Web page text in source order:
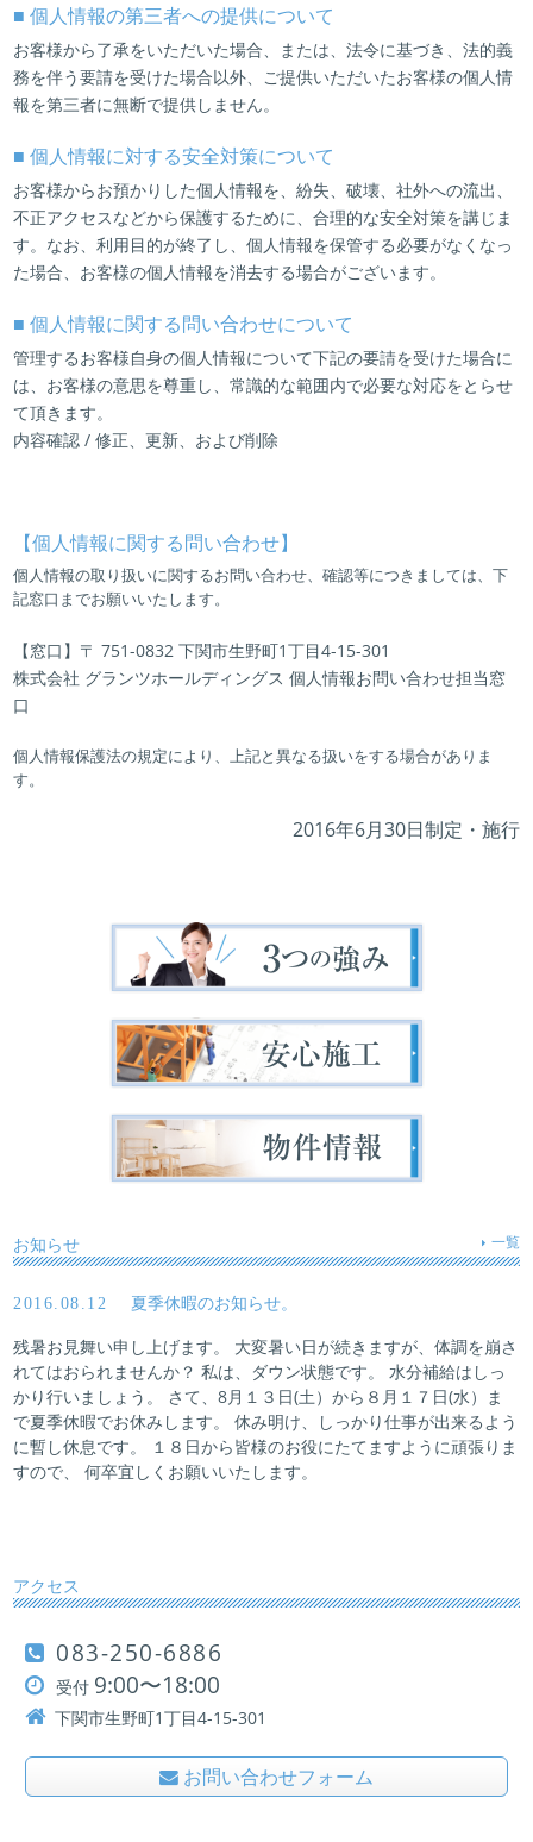
■ 個人情報の第三者への提供について
お客様から了承をいただいた場合、または、法令に基づき、法的義
務を伴う要請を受けた場合以外、ご提供いただいたお客様の個人情
報を第三者に無断で提供しません。
■ 個人情報に対する安全対策について
お客様からお預かりした個人情報を、紛失、破壊、社外への流出、
不正アクセスなどから保護するために、合理的な安全対策を講じま
す。なお、利用目的が終了し、個人情報を保管する必要がなくなっ
た場合、お客様の個人情報を消去する場合がございます。
■ 個人情報に関する問い合わせについて
管理するお客様自身の個人情報について下記の要請を受けた場合に
は、お客様の意思を尊重し、常識的な範囲内で必要な対応をとらせ
て頂きます。
内容確認 / 修正、更新、および削除
【個人情報に関する問い合わせ】
個人情報の取り扱いに関するお問い合わせ、確認等につきましては、下
記窓口までお願いいたします。
【窓口】〒 751-0832 下関市生野町1丁目4-15-301
株式会社 グランツホールディングス 個人情報お問い合わせ担当窓
口
個人情報保護法の規定により、上記と異なる扱いをする場合がありま
す。
2016年6月30日制定・施行
お知らせ 一覧
2016.08.12
夏季休暇のお知らせ。
残暑お見舞い申し上げます。 大変暑い日が続きますが、体調を崩さ
れてはおられませんか？ 私は、ダウン状態です。 水分補給はしっ
かり行いましょう。 さて、8月１３日(土）から８月１７日(水）ま
で夏季休暇でお休みします。 休み明け、しっかり仕事が出来るよう
に暫し休息です。 １８日から皆様のお役にたてますように頑張りま
すので、 何卒宜しくお願いいたします。
アクセス
083-250-6886
受付 9:00〜18:00
下関市生野町1丁目4-15-301
お問い合わせフォーム